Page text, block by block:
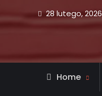
28 lutego, 2026
Home